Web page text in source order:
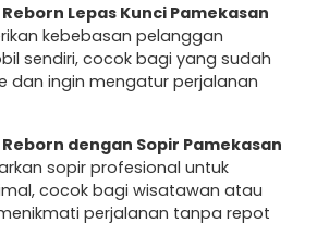
Lepas Kunci Pamekasan
kebebasan pelanggan
sendiri, cocok bagi yang sudah
dan ingin mengatur perjalanan
dengan Sopir Pamekasan
sopir profesional untuk
cocok bagi wisatawan atau
perjalanan tanpa repot